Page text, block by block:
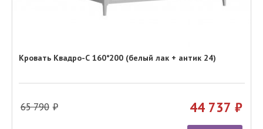
Кровать Квадро-С 160*200 (белый лак + антик 24)
65 790 44 737